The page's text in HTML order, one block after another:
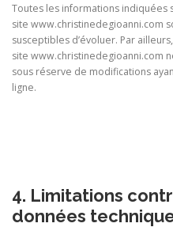
Toutes les informations indiquées
site www.christinedegioanni.com
susceptibles d’évoluer. Par
site www.christinedegioanni.com
sous réserve de modifications
ligne.
4. Limitations
données